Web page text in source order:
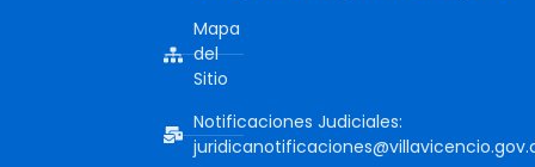
Mapa
del
Sitio
Notificaciones Judiciales: